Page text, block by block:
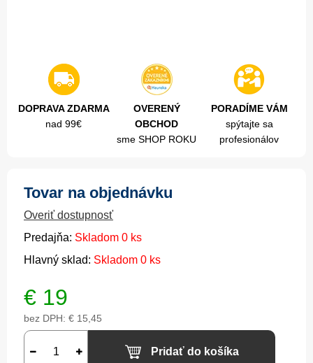
DOPRAVA ZDARMA
nad 99€
OVERENÝ
OBCHOD
sme SHOP ROKU
PORADÍME VÁM
spýtajte sa
profesionálov
Tovar na objednávku
Overiť dostupnosť
Predajňa: Skladom 0 ks
Hlavný sklad: Skladom 0 ks
€ 19
bez DPH: € 15,45
Pridať do košíka